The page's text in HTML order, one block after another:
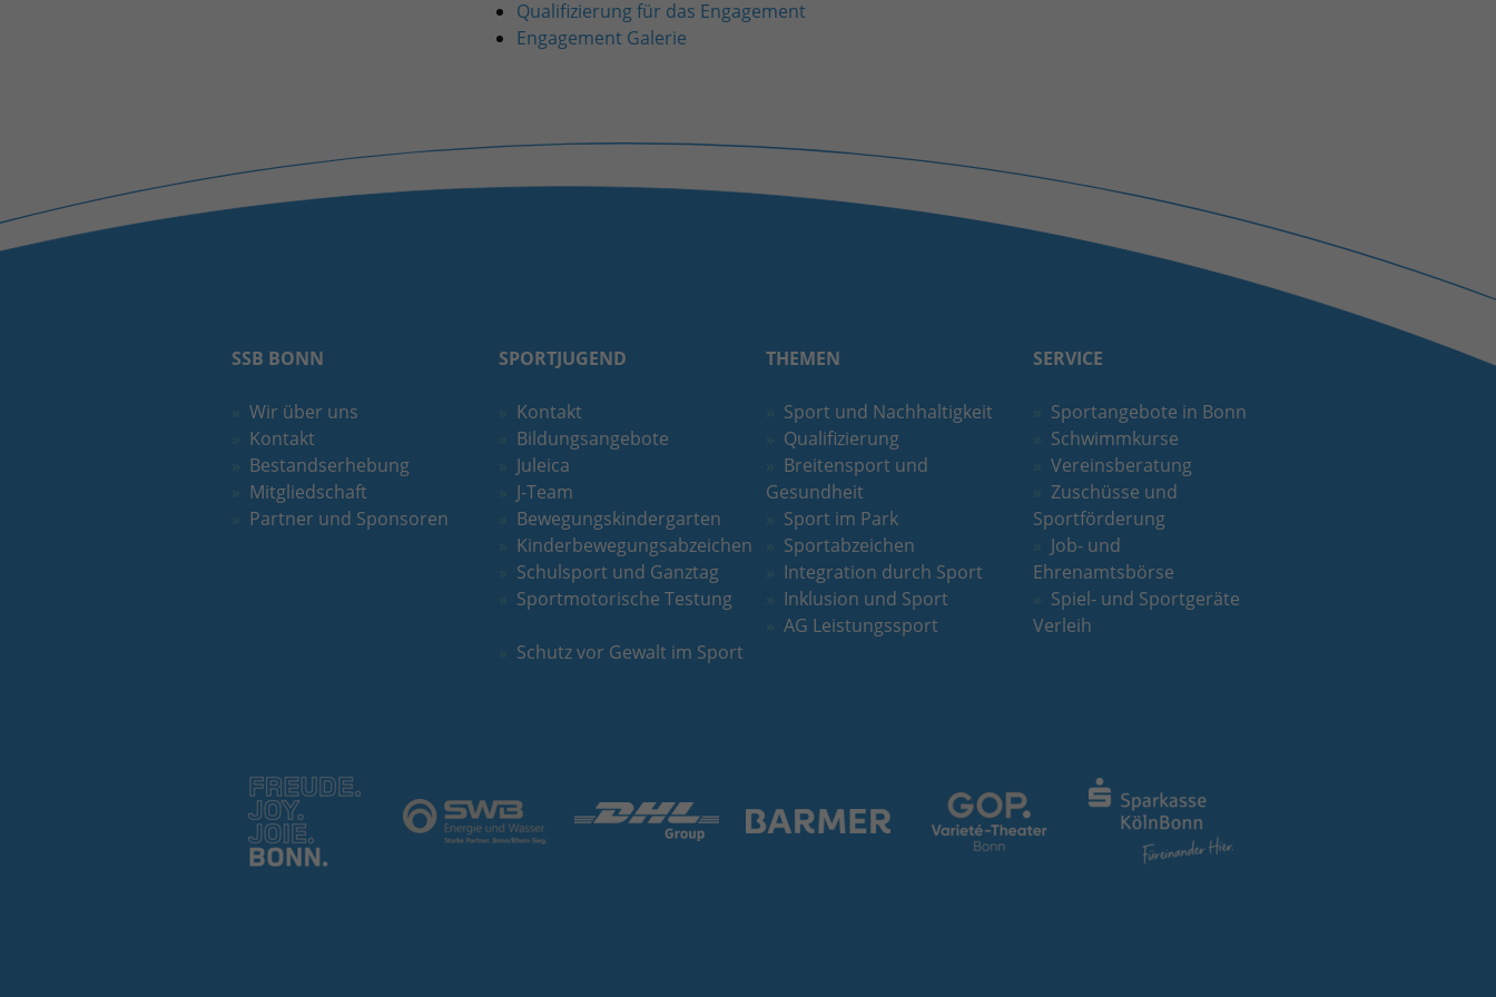
Qualifizierung für das Engagement
Engagement Galerie
SSB BONN
Wir über uns
Kontakt
Bestandserhebung
Mitgliedschaft
Partner und Sponsoren
SPORTJUGEND
Kontakt
Bildungsangebote
Juleica
J-Team
Bewegungskindergarten
Kinderbewegungsabzeichen
Schulsport und Ganztag
Sportmotorische Testung
Schutz vor Gewalt im Sport
THEMEN
Sport und Nachhaltigkeit
Qualifizierung
Breitensport und
Gesundheit
Sport im Park
Sportabzeichen
Integration durch Sport
Inklusion und Sport
AG Leistungssport
SERVICE
Sportangebote in Bonn
Schwimmkurse
Vereinsberatung
Zuschüsse und
Sportförderung
Job- und
Ehrenamtsbörse
Spiel- und Sportgeräte
Verleih
Quelle, aus der sie stammen, und die Seiten
in anonymisierter Form.
Anbieter Google LLC